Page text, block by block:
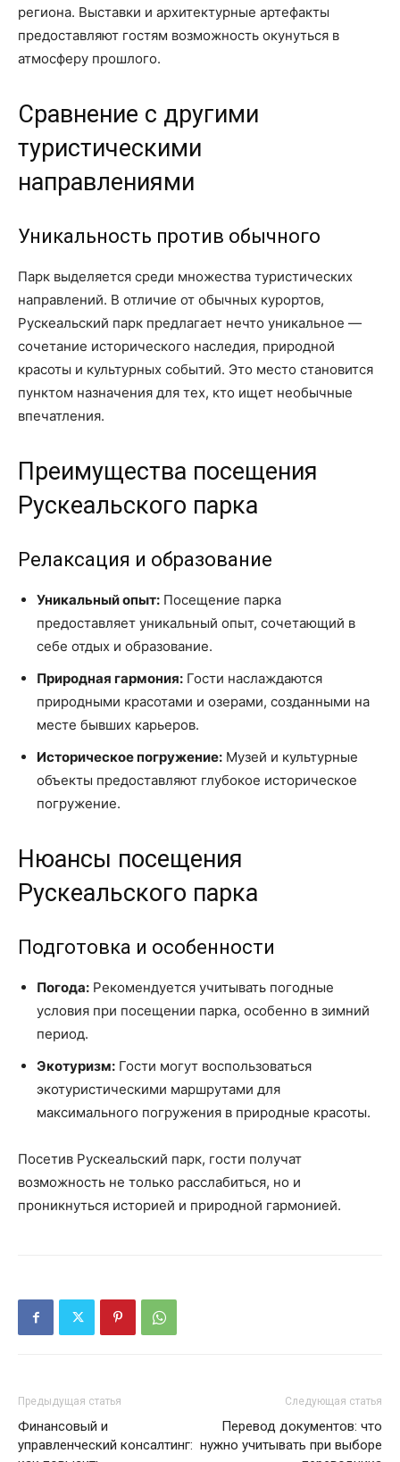
региона. Выставки и архитектурные артефакты
предоставляют гостям возможность окунуться в
атмосферу прошлого.
Сравнение с другими
туристическими
направлениями
Уникальность против обычного
Парк выделяется среди множества туристических
направлений. В отличие от обычных курортов,
Рускеальский парк предлагает нечто уникальное —
сочетание исторического наследия, природной
красоты и культурных событий. Это место становится
пунктом назначения для тех, кто ищет необычные
впечатления.
Преимущества посещения
Рускеальского парка
Релаксация и образование
Уникальный опыт: Посещение парка
предоставляет уникальный опыт, сочетающий в
себе отдых и образование.
Природная гармония: Гости наслаждаются
природными красотами и озерами, созданными на
месте бывших карьеров.
Историческое погружение: Музей и культурные
объекты предоставляют глубокое историческое
погружение.
Нюансы посещения
Рускеальского парка
Подготовка и особенности
Погода: Рекомендуется учитывать погодные
условия при посещении парка, особенно в зимний
период.
Экотуризм: Гости могут воспользоваться
экотуристическими маршрутами для
максимального погружения в природные красоты.
Посетив Рускеальский парк, гости получат
возможность не только расслабиться, но и
проникнуться историей и природной гармонией.
Предыдущая статья
Финансовый и
управленческий консалтинг:
Следующая статья
Перевод документов: что
нужно учитывать при выборе